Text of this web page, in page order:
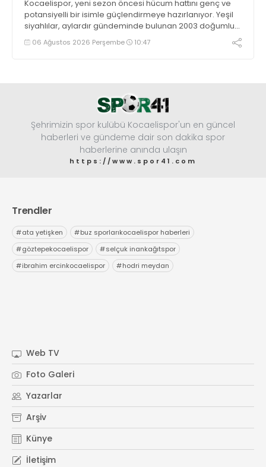
Kocaelispor, yeni sezon öncesi hücum hattını genç ve
potansiyelli bir isimle güçlendirmeye hazırlanıyor. Yeşil
siyahlılar, aylardır gündeminde bulunan 2003 doğumlu
santrfor Metehan Altunbaş transferinde sona hayli
yaklaştı.
06 Ağustos 2026 Perşembe 10:47
Şehrimizin spor kulübü Kocaelispor'un en güncel
haberleri ve gündeme dair son dakika spor
haberlerine anında ulaşın
https://www.spor41.com
Trendler
#ata yetişken #buz sporlarıkocaelispor haberleri
#göztepekocaelispor #selçuk inankağıtspor
#ibrahim ercinkocaelispor #hodri meydan
Web TV
Foto Galeri
Yazarlar
Arşiv
Künye
İletişim